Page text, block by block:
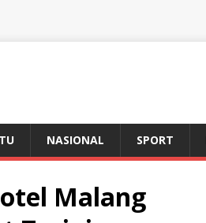
NASIONAL SPORT
Malang